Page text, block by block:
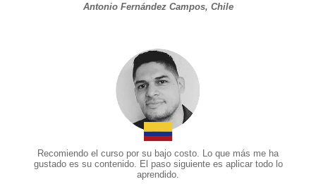
Antonio Fernández Campos, Chile
Recomiendo el curso por su bajo costo. Lo que más me ha
gustado es su contenido. El paso siguiente es aplicar todo lo
aprendido.